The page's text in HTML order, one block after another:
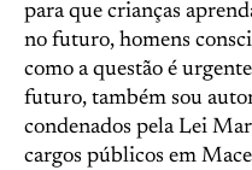
para que crianças
no futuro, homens
como a questão é
futuro, também sou
condenados pela Lei
cargos públicos em